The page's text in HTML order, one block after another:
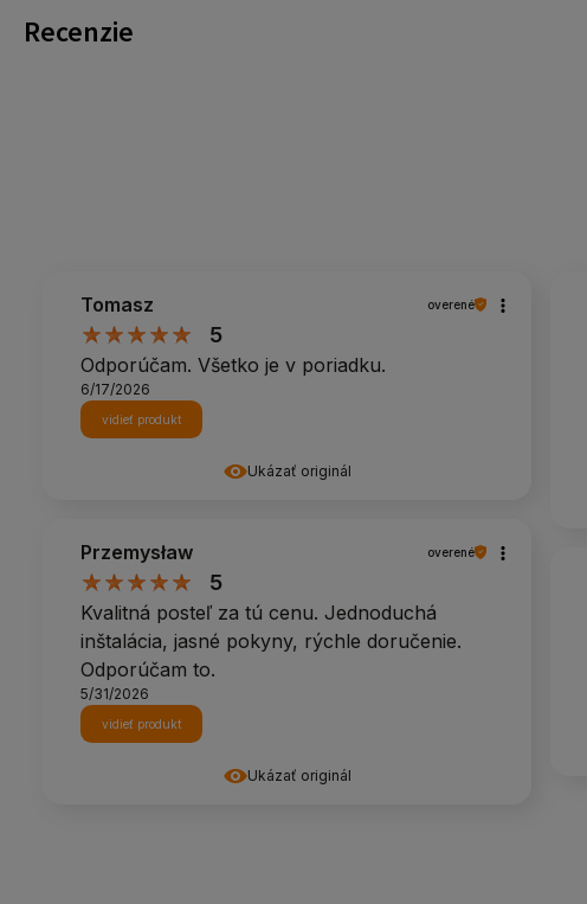
Recenzie
Ukázať originál
Tomasz overené
5
Odporúčam. Všetko je v poriadku.
6/17/2026
vidieť produkt
Ukázať originál
Przemysław overené
5
Kvalitná posteľ za tú cenu. Jednoduchá
inštalácia, jasné pokyny, rýchle doručenie.
Odporúčam to.
5/31/2026
vidieť produkt